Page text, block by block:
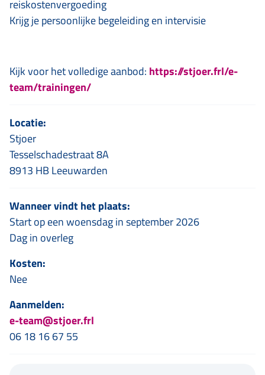
reiskostenvergoeding
Krijg je persoonlijke begeleiding en intervisie
Kijk voor het volledige aanbod: https://stjoer.frl/e-
team/trainingen/
Locatie:
Stjoer
Tesselschadestraat 8A
8913 HB Leeuwarden
Wanneer vindt het plaats:
Start op een woensdag in september 2026
Dag in overleg
Kosten:
Nee
Aanmelden:
e-team@stjoer.frl
06 18 16 67 55